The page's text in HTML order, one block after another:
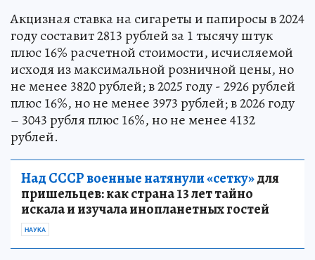
Акцизная ставка на сигареты и папиросы в 2024
году составит 2813 рублей за 1 тысячу штук
плюс 16% расчетной стоимости, исчисляемой
исходя из максимальной розничной цены, но
не менее 3820 рублей; в 2025 году - 2926 рублей
плюс 16%, но не менее 3973 рублей; в 2026 году
– 3043 рубля плюс 16%, но не менее 4132
рублей.
Над СССР военные натянули «сетку»для
пришельцев: как страна 13 лет тайно
искала и изучала инопланетных гостей
НАУКА